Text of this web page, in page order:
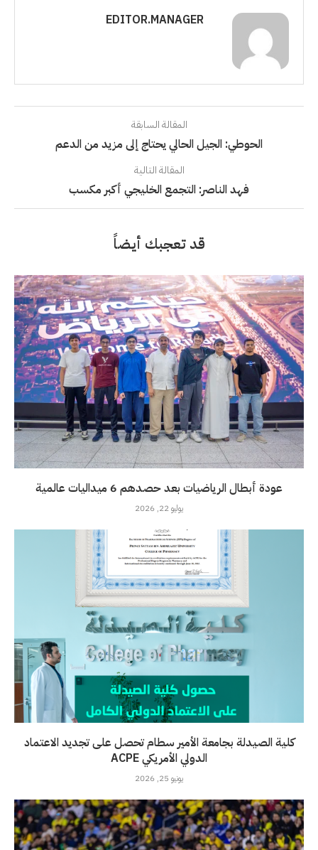
EDITOR.MANAGER
المقالة السابقة
الحوطي: الجيل الحالي يحتاج إلى مزيد من الدعم
المقالة التالية
فهد الناصر: التجمع الخليجي أكبر مكسب
قد تعجبك أيضاً
عودة أبطال الرياضيات بعد حصدهم 6 ميداليات عالمية
يوليو 22, 2026
كلية الصيدلة بجامعة الأمير سطام تحصل على تجديد الاعتماد
الدولي الأمريكي ACPE
يونيو 25, 2026